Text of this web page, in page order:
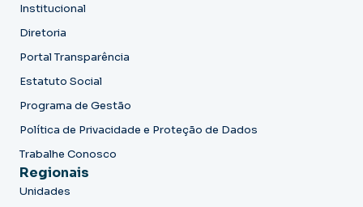
Institucional
Diretoria
Portal Transparência
Estatuto Social
Programa de Gestão
Política de Privacidade e Proteção de Dados
Trabalhe Conosco
Regionais
Unidades